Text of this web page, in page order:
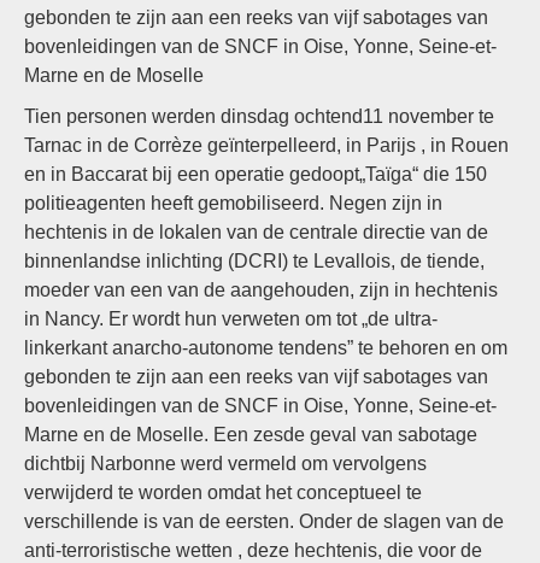
gebonden te zijn aan een reeks van vijf sabotages van
bovenleidingen van de SNCF in Oise, Yonne, Seine-et-
Marne en de Moselle
Tien personen werden dinsdag ochtend11 november te
Tarnac in de Corrèze geïnterpelleerd, in Parijs , in Rouen
en in Baccarat bij een operatie gedoopt„Taïga“ die 150
politieagenten heeft gemobiliseerd. Negen zijn in
hechtenis in de lokalen van de centrale directie van de
binnenlandse inlichting (DCRI) te Levallois, de tiende,
moeder van een van de aangehouden, zijn in hechtenis
in Nancy. Er wordt hun verweten om tot „de ultra-
linkerkant anarcho-autonome tendens” te behoren en om
gebonden te zijn aan een reeks van vijf sabotages van
bovenleidingen van de SNCF in Oise, Yonne, Seine-et-
Marne en de Moselle. Een zesde geval van sabotage
dichtbij Narbonne werd vermeld om vervolgens
verwijderd te worden omdat het conceptueel te
verschillende is van de eersten. Onder de slagen van de
anti-terroristische wetten , deze hechtenis, die voor de